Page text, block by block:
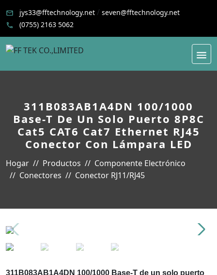
jys33@fftechnology.net / seven@fftechnology.net
(0755) 2163 5062
311B083AB1A4DN 100/1000
Base-T De Un Solo Puerto 8P8C
Cat5 CAT6 Cat7 Ethernet RJ45
Conector Con Lámpara LED
Hogar Productos
Componente Electrónico
Conectores
Conector RJ11/RJ45
311B083AB1A4DN 100/1000 Base-T de un solo puerto